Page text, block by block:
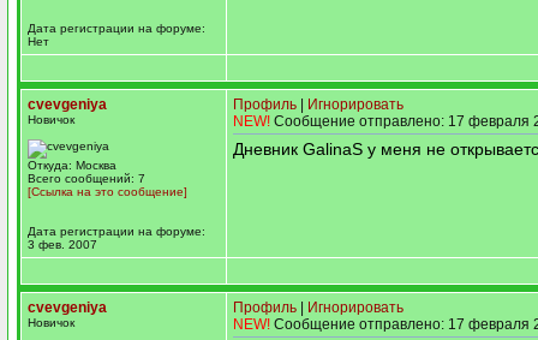
Дата регистрации на форуме:
Нет
cvevgeniya
Новичок
Откуда: Москва
Всего сообщений: 7
[Ссылка на это сообщение]
Дата регистрации на форуме:
3 фев. 2007
Профиль
Игнорировать
NEW! Сообщение отправлено: 17 февраля
Дневник GalinaS у меня не
cvevgeniya
Новичок
Профиль
Игнорировать
NEW! Сообщение отправлено: 17 февраля